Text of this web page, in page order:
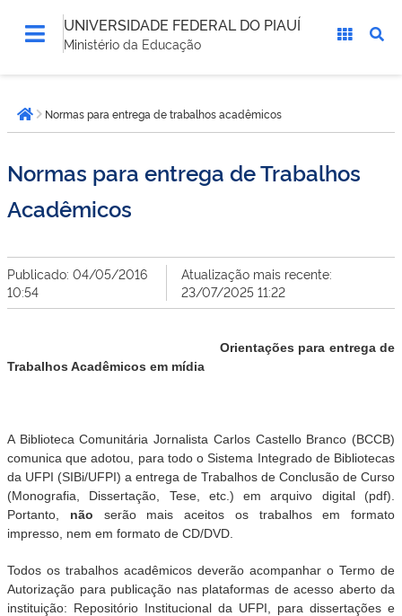
UNIVERSIDADE FEDERAL DO PIAUÍ
Ministério da Educação
está
aqui:Página inicial
Normas para entrega de trabalhos acadêmicos
Normas para entrega de Trabalhos
Acadêmicos
Publicado: 04/05/2016
10:54
Atualização mais recente:
23/07/2025 11:22
Orientações para entrega de
Trabalhos Acadêmicos em mídia
A Biblioteca Comunitária Jornalista Carlos Castello Branco (BCCB)
comunica que adotou, para todo o Sistema Integrado de Bibliotecas
da UFPI (SIBi/UFPI) a entrega de Trabalhos de Conclusão de Curso
(Monografia, Dissertação, Tese, etc.) em arquivo digital (pdf).
Portanto, não serão mais aceitos os trabalhos em formato
impresso, nem em formato de CD/DVD.
Todos os trabalhos acadêmicos deverão acompanhar o Termo de
Autorização para publicação nas plataformas de acesso aberto da
instituição: Repositório Institucional da UFPI, para dissertações e